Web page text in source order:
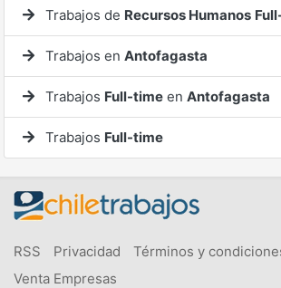
Trabajos de Recursos Humanos
Trabajos en Antofagasta
Trabajos Full-time en Antofagasta
Trabajos Full-time
RSS Privacidad Términos y
Venta Empresas